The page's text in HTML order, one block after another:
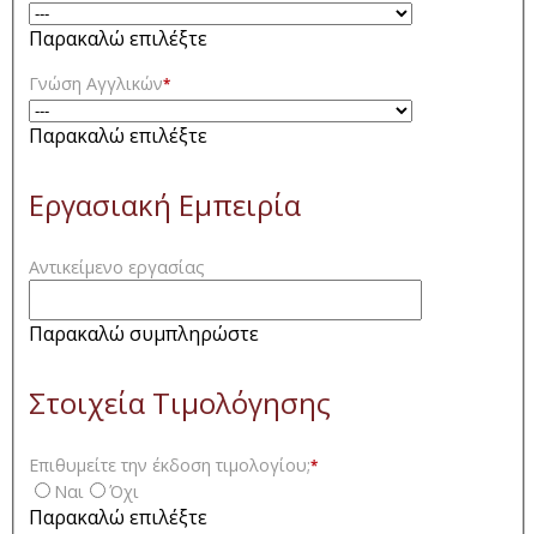
Παρακαλώ επιλέξτε
Γνώση Αγγλικών*
Παρακαλώ επιλέξτε
Εργασιακή Εμπειρία
Αντικείμενο εργασίας
Παρακαλώ συμπληρώστε
Στοιχεία Τιμολόγησης
Επιθυμείτε την έκδοση τιμολογίου;*
Ναι Όχι
Παρακαλώ επιλέξτε